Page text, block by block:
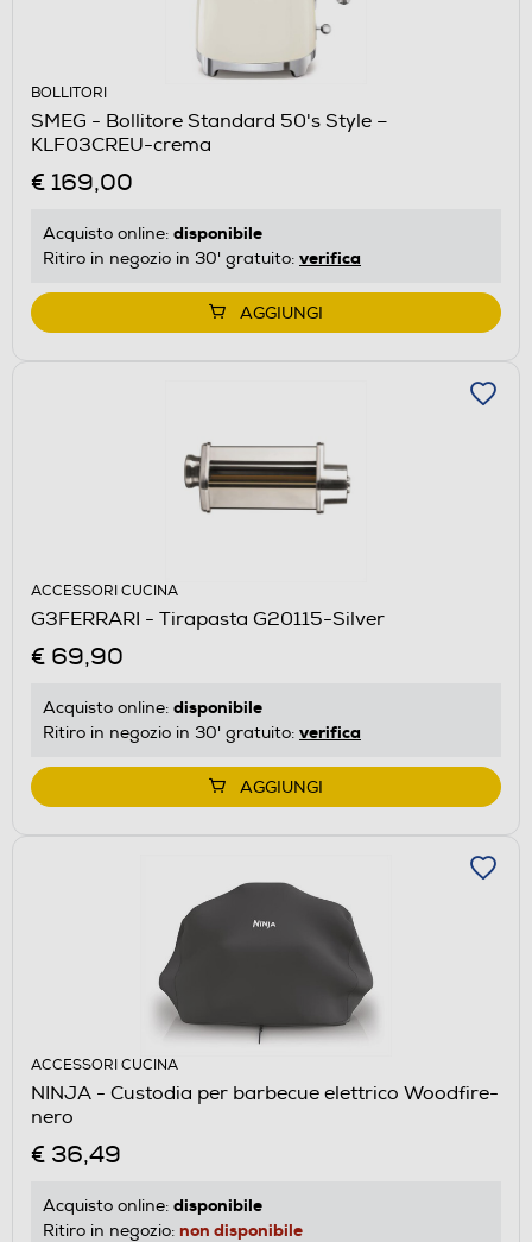
BOLLITORI
SMEG - Bollitore Standard 50's Style –
KLF03CREU-crema
€ 169,00
Acquisto online: disponibile
Ritiro in negozio in 30' gratuito: verifica
AGGIUNGI
ACCESSORI CUCINA
G3FERRARI - Tirapasta G20115-Silver
€ 69,90
Acquisto online: disponibile
Ritiro in negozio in 30' gratuito: verifica
AGGIUNGI
ACCESSORI CUCINA
NINJA - Custodia per barbecue elettrico Woodfire-
nero
€ 36,49
Acquisto online: disponibile
Ritiro in negozio: non disponibile